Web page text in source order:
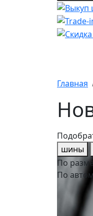
Главная
шины
По
По